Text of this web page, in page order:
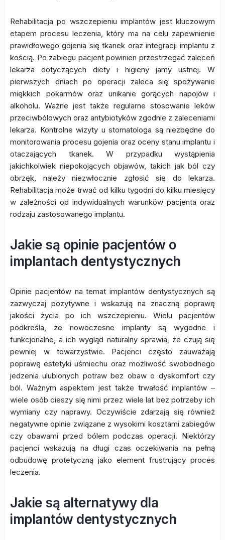
Rehabilitacja po wszczepieniu implantów jest kluczowym
etapem procesu leczenia, który ma na celu zapewnienie
prawidłowego gojenia się tkanek oraz integracji implantu z
kością. Po zabiegu pacjent powinien przestrzegać zaleceń
lekarza dotyczących diety i higieny jamy ustnej. W
pierwszych dniach po operacji zaleca się spożywanie
miękkich pokarmów oraz unikanie gorących napojów i
alkoholu. Ważne jest także regularne stosowanie leków
przeciwbólowych oraz antybiotyków zgodnie z zaleceniami
lekarza. Kontrolne wizyty u stomatologa są niezbędne do
monitorowania procesu gojenia oraz oceny stanu implantu i
otaczających tkanek. W przypadku wystąpienia
jakichkolwiek niepokojących objawów, takich jak ból czy
obrzęk, należy niezwłocznie zgłosić się do lekarza.
Rehabilitacja może trwać od kilku tygodni do kilku miesięcy
w zależności od indywidualnych warunków pacjenta oraz
rodzaju zastosowanego implantu.
Jakie są opinie pacjentów o
implantach dentystycznych
Opinie pacjentów na temat implantów dentystycznych są
zazwyczaj pozytywne i wskazują na znaczną poprawę
jakości życia po ich wszczepieniu. Wielu pacjentów
podkreśla, że nowoczesne implanty są wygodne i
funkcjonalne, a ich wygląd naturalny sprawia, że czują się
pewniej w towarzystwie. Pacjenci często zauważają
poprawę estetyki uśmiechu oraz możliwość swobodnego
jedzenia ulubionych potraw bez obaw o dyskomfort czy
ból. Ważnym aspektem jest także trwałość implantów –
wiele osób cieszy się nimi przez wiele lat bez potrzeby ich
wymiany czy naprawy. Oczywiście zdarzają się również
negatywne opinie związane z wysokimi kosztami zabiegów
czy obawami przed bólem podczas operacji. Niektórzy
pacjenci wskazują na długi czas oczekiwania na pełną
odbudowę protetyczną jako element frustrujący proces
leczenia.
Jakie są alternatywy dla
implantów dentystycznych